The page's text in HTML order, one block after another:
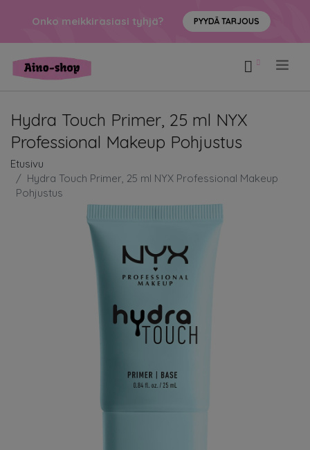
Onko meikkirasiasi tyhjä? PYYDÄ TARJOUS
Hydra Touch Primer, 25 ml NYX
Professional Makeup Pohjustus
Etusivu
Hydra Touch Primer, 25 ml NYX Professional Makeup
Pohjustus